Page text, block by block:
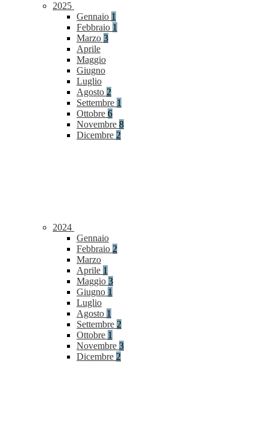
2025
Gennaio 1
Febbraio 1
Marzo 3
Aprile
Maggio
Giugno
Luglio
Agosto 2
Settembre 1
Ottobre 6
Novembre 8
Dicembre 2
2024
Gennaio
Febbraio 2
Marzo
Aprile 1
Maggio 3
Giugno 1
Luglio
Agosto 1
Settembre 2
Ottobre 1
Novembre 3
Dicembre 2